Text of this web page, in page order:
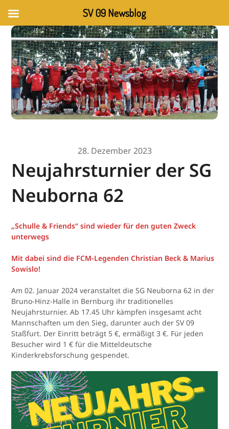
28. Dezember 2023
Neujahrsturnier der SG
Neuborna 62
„Schulle & Friends“ sind wieder für den guten Zweck
unterwegs
Mit dabei sind die FCM-Legenden Christian Beck & Marius
Sowislo!
Am 02. Januar 2024 veranstaltet die SG Neuborna 62 in der
Bruno-Hinz-Halle in Bernburg ihr traditionelles
Neujahrsturnier. Ab 17.45 Uhr kämpfen insgesamt acht
Mannschaften um den Sieg, darunter auch der SV 09
Staßfurt. Der Einritt beträgt 5 €, ermäßigt 3 €. Für jeden
Besucher wird 1 € für die Mitteldeutsche
Kinderkrebsforschung gespendet.
SV 09 Newsblog